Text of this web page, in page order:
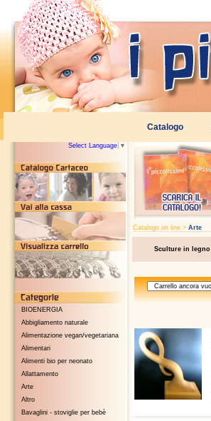
Select Language ▼
BIOENERGIA
Abbigliamento naturale
Alimentazione vegan/vegetariana
Alimentari
Alimenti bio per neonato
Allattamento
Arte
Altro
Bavaglini - stoviglie per bebè
Catalogo on line > Arte
Sculture in legno